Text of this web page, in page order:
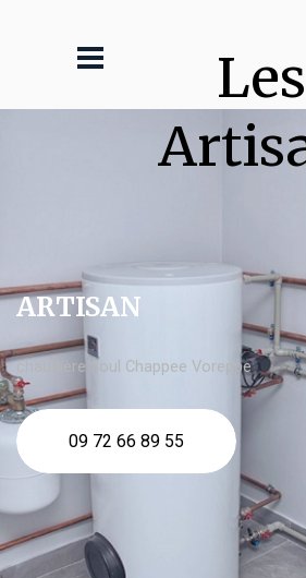
Les
ARTISAN
chaudière fioul Chappee Voreppe
09 72 66 89 55